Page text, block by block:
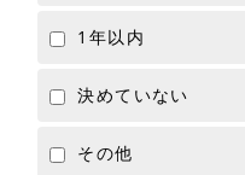
1年以内
決めていない
その他